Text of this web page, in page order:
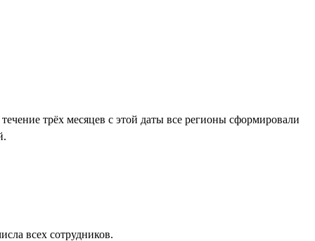
трёх месяцев с этой даты все регионы сформировали
всех сотрудников.